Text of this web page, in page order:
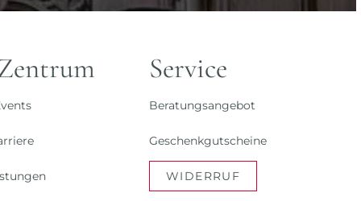
Service
Beratungsangebot
Geschenkgutscheine
WIDERRUF